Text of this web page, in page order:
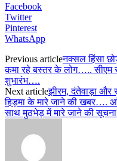
Facebook
Twitter
Pinterest
WhatsApp
Previous articleनक्सल हिंसा
कमा रहे बस्तर के लोग…..
शुभारंभ….
Next articleझीरम, दंतेवाड़ा
हिड़मा के मारे जाने की खबर….
साथ मुठभेड़ में मारे जाने की